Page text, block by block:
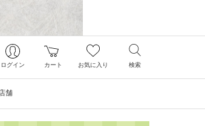
ログイン カート お気に入り 検索
店舗